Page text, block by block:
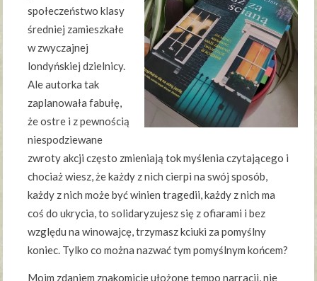
społeczeństwo klasy
średniej zamieszkałe
w zwyczajnej
londyńskiej dzielnicy.
Ale autorka tak
zaplanowała fabułę,
że ostre i z pewnością
niespodziewane
zwroty akcji często zmieniają tok myślenia czytającego i
chociaż wiesz, że każdy z nich cierpi na swój sposób,
każdy z nich może być winien tragedii, każdy z nich ma
coś do ukrycia, to solidaryzujesz się z ofiarami i bez
względu na winowajcę, trzymasz kciuki za pomyślny
koniec. Tylko co można nazwać tym pomyślnym końcem?
Moim zdaniem znakomicie ułożone tempo narracji, nie